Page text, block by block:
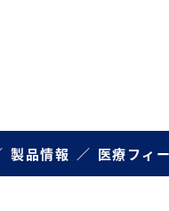
製品情報 医療フィ